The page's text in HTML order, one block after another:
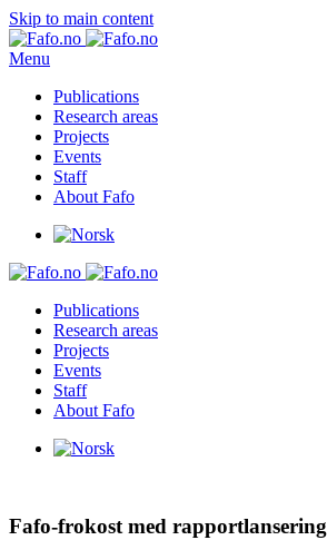
Skip to main content
Menu
Publications
Research areas
Projects
Events
Staff
About Fafo
Publications
Research areas
Projects
Events
Staff
About Fafo
Fafo-frokost med rapportlansering